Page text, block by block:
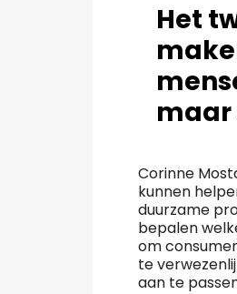
Het
maar
Corinne
kunnen
duurzame
bepalen
om
te
aan te